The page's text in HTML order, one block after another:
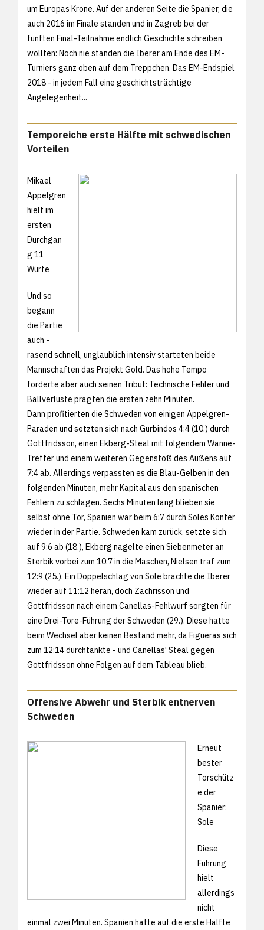
um Europas Krone. Auf der anderen Seite die Spanier, die
auch 2016 im Finale standen und in Zagreb bei der
fünften Final-Teilnahme endlich Geschichte schreiben
wollten: Noch nie standen die Iberer am Ende des EM-
Turniers ganz oben auf dem Treppchen. Das EM-Endspiel
2018 - in jedem Fall eine geschichtsträchtige
Angelegenheit...
Temporeiche erste Hälfte mit schwedischen
Vorteilen
Mikael
Appelgren
hielt im
ersten
Durchgan
g 11
Würfe
Und so
begann
die Partie
auch -
rasend schnell, unglaublich intensiv starteten beide
Mannschaften das Projekt Gold. Das hohe Tempo
forderte aber auch seinen Tribut: Technische Fehler und
Ballverluste prägten die ersten zehn Minuten.
Dann profitierten die Schweden von einigen Appelgren-
Paraden und setzten sich nach Gurbindos 4:4 (10.) durch
Gottfridsson, einen Ekberg-Steal mit folgendem Wanne-
Treffer und einem weiteren Gegenstoß des Außens auf
7:4 ab. Allerdings verpassten es die Blau-Gelben in den
folgenden Minuten, mehr Kapital aus den spanischen
Fehlern zu schlagen. Sechs Minuten lang blieben sie
selbst ohne Tor, Spanien war beim 6:7 durch Soles Konter
wieder in der Partie. Schweden kam zurück, setzte sich
auf 9:6 ab (18.), Ekberg nagelte einen Siebenmeter an
Sterbik vorbei zum 10:7 in die Maschen, Nielsen traf zum
12:9 (25.). Ein Doppelschlag von Sole brachte die Iberer
wieder auf 11:12 heran, doch Zachrisson und
Gottfridsson nach einem Canellas-Fehlwurf sorgten für
eine Drei-Tore-Führung der Schweden (29.). Diese hatte
beim Wechsel aber keinen Bestand mehr, da Figueras sich
zum 12:14 durchtankte - und Canellas' Steal gegen
Gottfridsson ohne Folgen auf dem Tableau blieb.
Offensive Abwehr und Sterbik entnerven
Schweden
Erneut
bester
Torschütz
e der
Spanier:
Sole
Diese
Führung
hielt
allerdings
nicht
einmal zwei Minuten. Spanien hatte auf die erste Hälfte